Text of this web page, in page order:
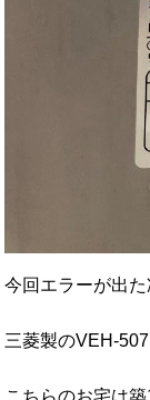
今回エラーが出た
三菱製のVEH-
こちらのお宅は